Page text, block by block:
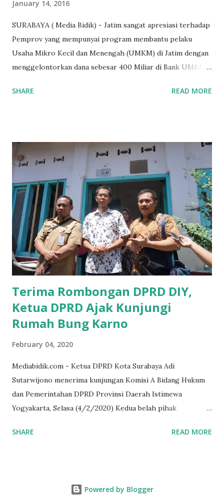
January 14, 2016
SURABAYA ( Media Bidik) - Jatim sangat apresiasi terhadap
Pemprov yang mempunyai program membantu pelaku
Usaha Mikro Kecil dan Menengah (UMKM) di Jatim dengan
menggelontorkan dana sebesar 400 Miliar di Bank UMKM
UMKM di Jatim. Namun Chusainuddin,S.Sos Anggota Komisi
yang sebenarnya ada dana pinjaman lunak untuk mereka. "
Ketika saya menjalankan Reses di Blitar,Kediri dan
Tulungagung , banyak masyarakat sana tak mengetahui ada
dana pinjaman lunak di Bank UMKM untuk para pelaku
UMKM, karena sebenarnya jika Pemprov serius
memberikan sosialisasi sampai ke tingkat desa,maka saya
yakin masyarakat sangat senang sekali," ucap pria yang
akrab dipanggil Gus Udin tersebut. Apalagi menyambut
MEA, seharusnya pelaku UMKM sudah mengerti kalau ada
dana pinjaman unt...
SHARE READ MORE
Terima Rombongan DPRD DIY,
Ketua DPRD Ajak Kunjungi
Rumah Bung Karno
February 04, 2020
Mediabidik.com - Ketua DPRD Kota Surabaya Adi
Sutarwijono menerima kunjungan Komisi A Bidang Hukum
dan Pemerintahan DPRD Provinsi Daerah Istimewa
Yogyakarta, Selasa (4/2/2020) Kedua belah pihak
memperkuat Demokrasi Pancasila. Turut dalam rombongan
Peneleh. Juga, rumah peninggalan HOS Tjokroaminoto,
SHARE READ MORE
Powered by Blogger